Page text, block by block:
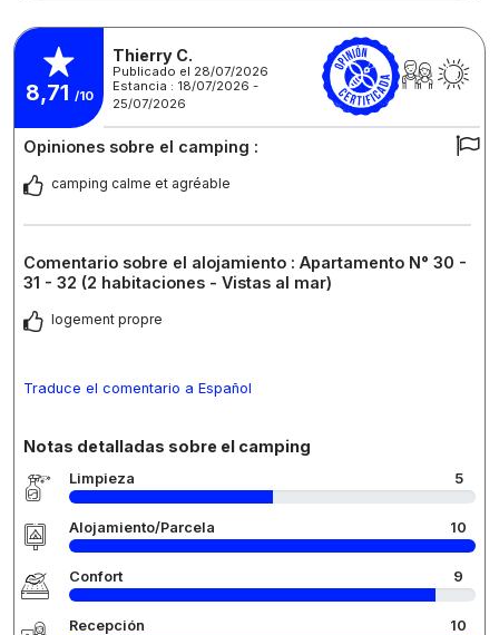
8,71 /10
Thierry C.
Publicado el 28/07/2026
Estancia : 18/07/2026 -
25/07/2026
Opiniones sobre el camping :
camping calme et agréable
Comentario sobre el alojamiento : Apartamento N° 30 -
31 - 32 (2 habitaciones - Vistas al mar)
logement propre
Traduce el comentario a Español
Notas detalladas sobre el camping
Limpieza 5
Alojamiento/Parcela 10
Confort 9
Recepción 10